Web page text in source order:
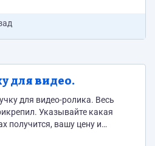
для видео.
для видео-ролика. Весь
Указывайте какая
получится, вашу цену и